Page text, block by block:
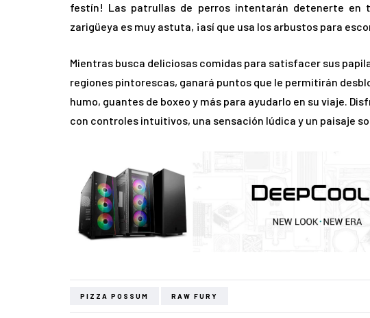
festín! Las patrullas de perros intentarán detenerte en
zarigüeya es muy astuta, ¡así que usa los arbustos para
Mientras busca deliciosas comidas para satisfacer sus
regiones pintorescas, ganará puntos que le permitirán
humo, guantes de boxeo y más para ayudarlo en su viaje.
con controles intuitivos, una sensación lúdica y un paisaje
PIZZA POSSUM RAW FURY